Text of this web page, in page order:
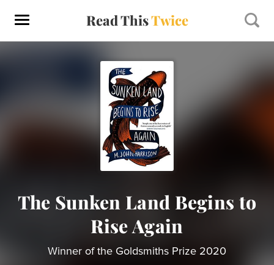
Read ThisTwice
The Sunken Land Begins to
Rise Again
Winner of the Goldsmiths Prize 2020